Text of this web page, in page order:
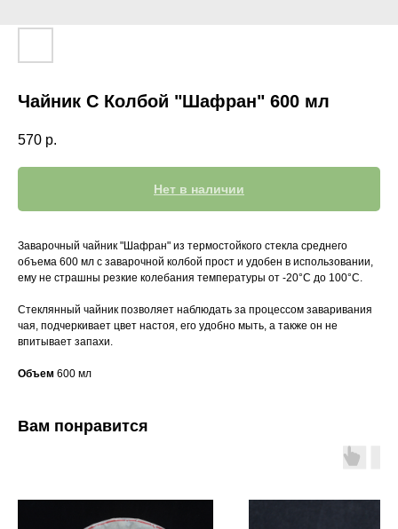
Чайник С Колбой "Шафран" 600 мл
570 р.
Нет в наличии
Заварочный чайник "Шафран" из термостойкого стекла среднего
объема 600 мл с заварочной колбой прост и удобен в использовании,
ему не страшны резкие колебания температуры от -20°C до 100°C.
Стеклянный чайник позволяет наблюдать за процессом заваривания
чая, подчеркивает цвет настоя, его удобно мыть, а также он не
впитывает запахи.
Объем 600 мл
Вам понравится